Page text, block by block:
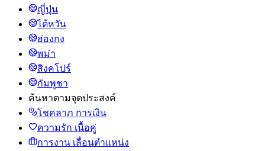
ญี่ปุ่น
ไต้หวัน
ฮ่องกง
พม่า
สิงคโปร์
กัมพูชา
ค้นหาตามจุดประสงค์
โชคลาภ การเงิน
ความรัก เนื้อคู่
การงาน เลื่อนตำแหน่ง